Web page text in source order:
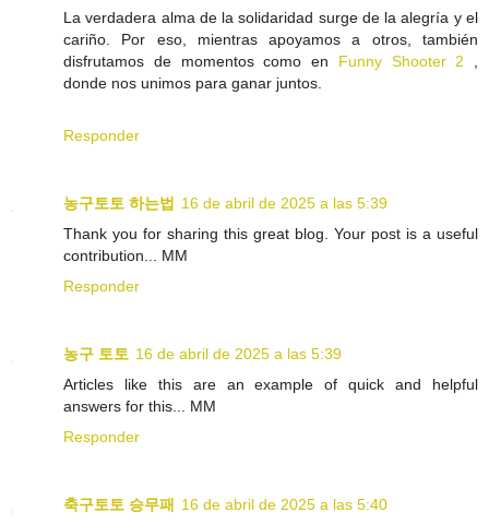
La verdadera alma de la solidaridad surge de la alegría y el
cariño. Por eso, mientras apoyamos a otros, también
disfrutamos de momentos como en Funny Shooter 2 ,
donde nos unimos para ganar juntos.
Responder
농구토토 하는법
16 de abril de 2025 a las 5:39
Thank you for sharing this great blog. Your post is a useful
contribution... MM
Responder
농구 토토 16 de abril de 2025 a las 5:39
Articles like this are an example of quick and helpful
answers for this... MM
Responder
축구토토 승무패
16 de abril de 2025 a las 5:40